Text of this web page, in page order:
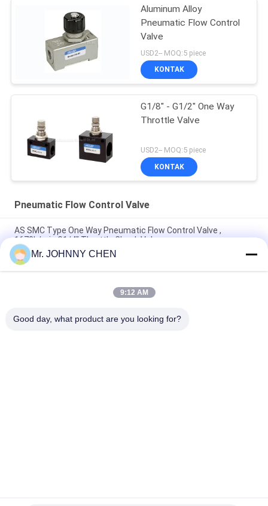
Aluminum Alloy
Pneumatic Flow Control
Valve
USD2-- MOQ:5 piece
KONTAK
G1/8" - G1/2" One Way
Throttle Valve
USD2-- MOQ:5 piece
KONTAK
Pneumatic Flow Control Valve
AS SMC Type One Way Pneumatic Flow Control Valve ,
1670L/min G1/4" Throttle Check Valve
ASC Pneumatic Flow Control Valve G1/2" One Way Flow
Regulator Valve
FCV Series One Way G1/2" Pneumatic Flow Control Valve Non-
Mr. JOHNNY CHEN
9:12 AM
Good day, what product are you looking for?